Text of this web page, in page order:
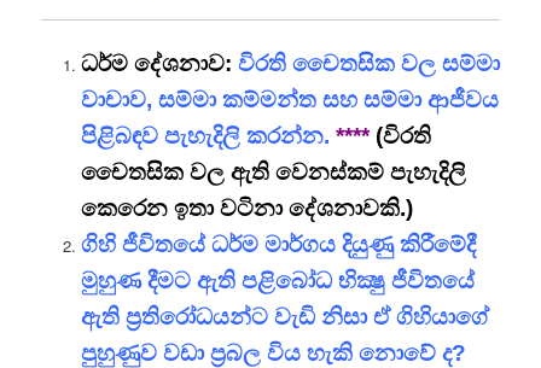
ධර්ම දේශනාව: විරති චෛතසික වල සම්මා
වාචාව, සම්මා කම්මන්ත සහ සම්මා ආජීවය
පිළිබඳව පැහැදිලි කරන්න. ****(විරති
චෛතසික වල ඇති වෙනස්කම් පැහැදිලි
කෙරෙන ඉතා වටිනා දේශනාවකි.)
ගිහි ජීවිතයේ ධර්ම මාර්ගය දියුණු කිරීමේදී
මුහුණ දීමට ඇති පළිබෝධ භික්‍ෂු ජීවිතයේ
ඇති ප්‍රතිරෝධයන්ට වැඩි නිසා ඒ ගිහියාගේ
පුහුණුව වඩා ප්‍රබල විය හැකි නොවේ ද?